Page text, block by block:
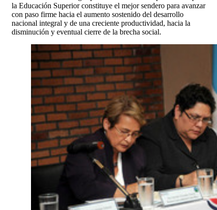
la Educación Superior constituye el mejor sendero para avanzar
con paso firme hacia el aumento sostenido del desarrollo
nacional integral y de una creciente productividad, hacia la
disminución y eventual cierre de la brecha social.